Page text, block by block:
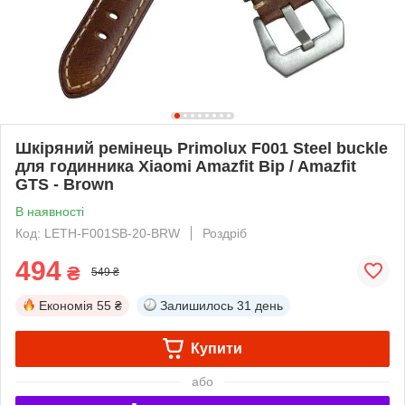
Шкіряний ремінець Primolux F001 Steel buckle
для годинника Xiaomi Amazfit Bip / Amazfit
GTS - Brown
В наявності
Код: LETH-F001SB-20-BRW
Роздріб
494 ₴ 549 ₴
Економія 55 ₴ Залишилось 31 день
Купити
або